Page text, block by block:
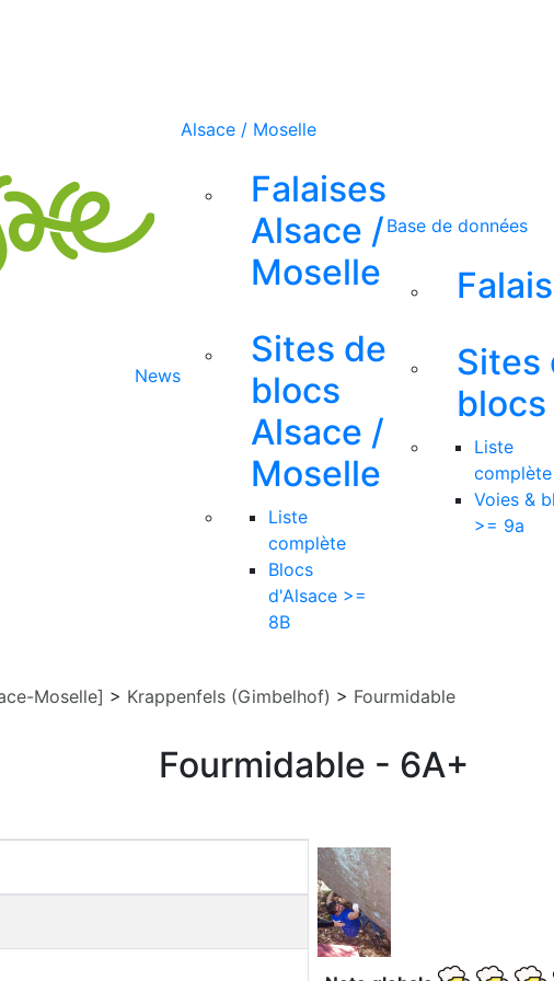
News
Alsace / Moselle
Falaises
Alsace /
Moselle
Sites de
blocs
Alsace /
Moselle
Liste
complète
Blocs
d'Alsace >=
8B
Base de données
Sites
blocs
Liste
complète
Voies &
>= 9a
Moselle] > Krappenfels (Gimbelhof) > Fourmidable
Fourmidable - 6A+